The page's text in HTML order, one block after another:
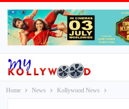
Home News Kollywood News